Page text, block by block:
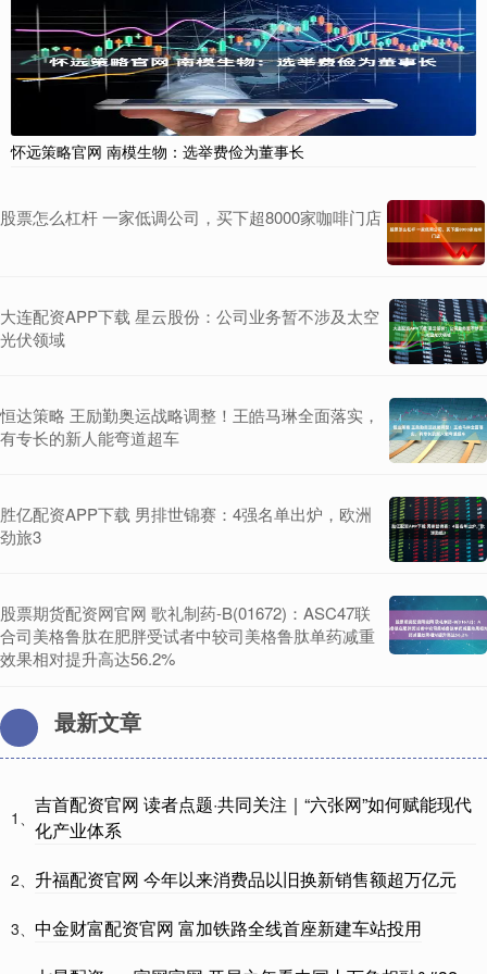
怀远策略官网 南模生物：选举费俭为董事长
股票怎么杠杆 一家低调公司，买下超8000家咖啡门店
大连配资APP下载 星云股份：公司业务暂不涉及太空
光伏领域
恒达策略 王励勤奥运战略调整！王皓马琳全面落实，
有专长的新人能弯道超车
胜亿配资APP下载 男排世锦赛：4强名单出炉，欧洲
劲旅3
股票期货配资网官网 歌礼制药-B(01672)：ASC47联
合司美格鲁肽在肥胖受试者中较司美格鲁肽单药减重
效果相对提升高达56.2%
最新文章
1、
吉首配资官网 读者点题·共同关注｜“六张网”如何赋能现代
化产业体系
2、 升福配资官网 今年以来消费品以旧换新销售额超万亿元
3、 中金财富配资官网 富加铁路全线首座新建车站投用